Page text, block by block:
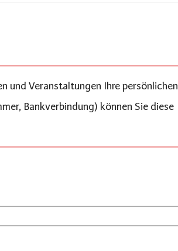
und Veranstaltungen Ihre persönlichen
Bankverbindung) können Sie diese